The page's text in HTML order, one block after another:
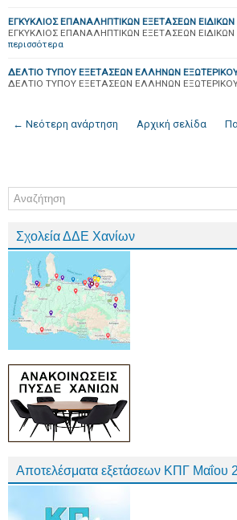
ΕΓΚΥΚΛΙΟΣ ΕΠΑΝΑΛΗΠΤΙΚΩΝ ΕΞΕΤΑΣΕΩΝ
ΕΓΚΥΚΛΙΟΣ ΕΠΑΝΑΛΗΠΤΙΚΩΝ ΕΞΕΤΑΣΕΩΝ
περισσότερα
ΔΕΛΤΙΟ ΤΥΠΟΥ ΕΞΕΤΑΣΕΩΝ ΕΛΛΗΝΩΝ
ΔΕΛΤΙΟ ΤΥΠΟΥ ΕΞΕΤΑΣΕΩΝ ΕΛΛΗΝΩΝ
← Νεότερη ανάρτηση Αρχική σελίδα
Σχολεία ΔΔΕ Χανίων
Αποτελέσματα εξετάσεων ΚΠΓ Μαΐου